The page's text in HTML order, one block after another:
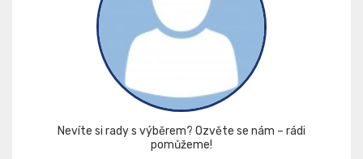
Nevíte si rady s výběrem? Ozvěte se nám – rádi
pomůžeme!